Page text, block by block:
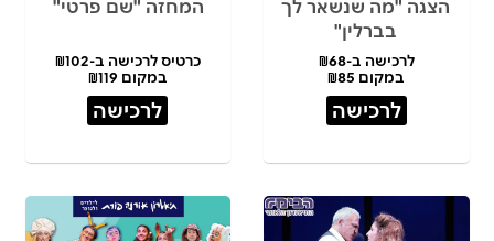
הצגה "מה שנשאר לך
בברלין"
לרכישה ב-₪68
במקום ₪85
לרכישה
המחזה "שם פרטי"
כרטיס לרכישה ב-₪102
במקום ₪119
לרכישה